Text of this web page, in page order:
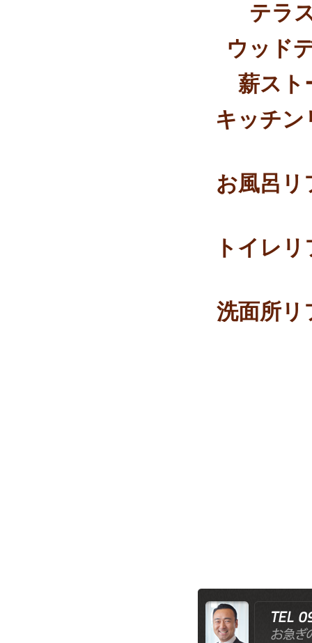
テラ
ウッド
薪スト
キッチン
お風呂リ
トイレ
洗面所リ